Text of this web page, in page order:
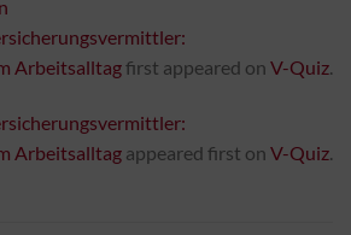
Arbeitsalltagfirst appeared on V-Quiz.
Arbeitsalltag appeared first on V-Quiz.